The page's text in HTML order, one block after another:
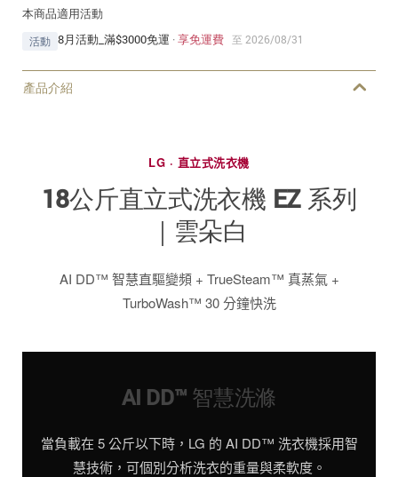
本商品適用活動
活動 8月活動_滿$3000免運 ·享免運費 至 2026/08/31
產品介紹
LG · 直立式洗衣機
18公斤直立式洗衣機 EZ 系列
｜雲朵白
AI DD™ 智慧直驅變頻 + TrueSteam™ 真蒸氣 +
TurboWash™ 30 分鐘快洗
AI DD™ 智慧洗滌
當負載在 5 公斤以下時，LG 的 AI DD™ 洗衣機採用智
慧技術，可個別分析洗衣的重量與柔軟度。